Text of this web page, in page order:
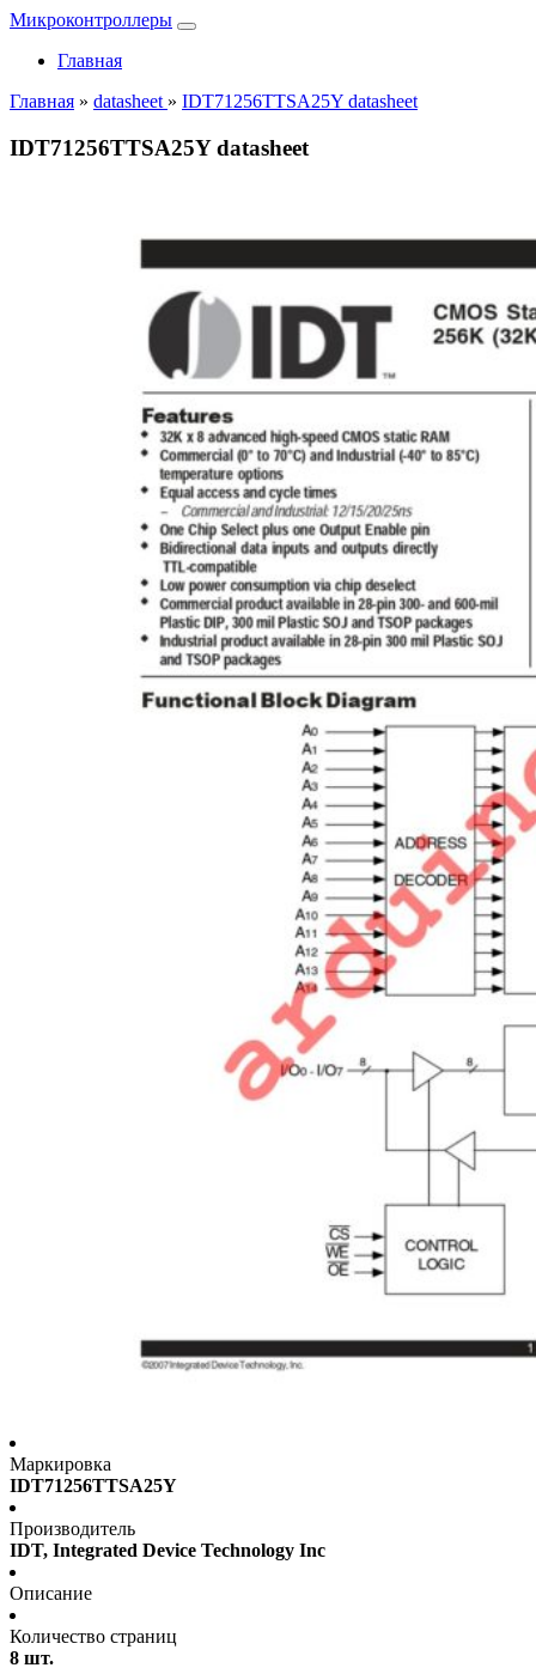
Микроконтроллеры
Главная
Главная » datasheet » IDT71256TTSA25Y datasheet
IDT71256TTSA25Y datasheet
Маркировка
IDT71256TTSA25Y
Производитель
IDT, Integrated Device Technology Inc
Описание
Количество страниц
8 шт.